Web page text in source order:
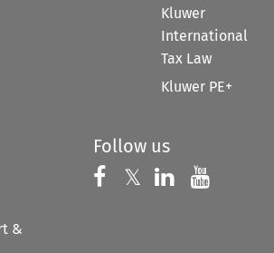
Kluwer
International
Tax Law
Kluwer PE+
&
Follow us
Follow us on
𝕏 Follow us on
Follow us